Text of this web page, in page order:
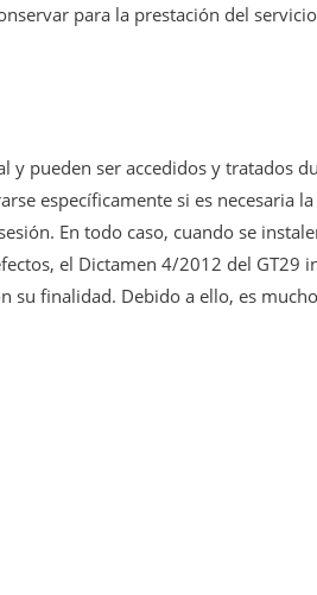
para la prestación del
y pueden ser accedidos y
específicamente si es necesaria
En todo caso, cuando se
el Dictamen 4/2012 del GT29
finalidad. Debido a ello, es